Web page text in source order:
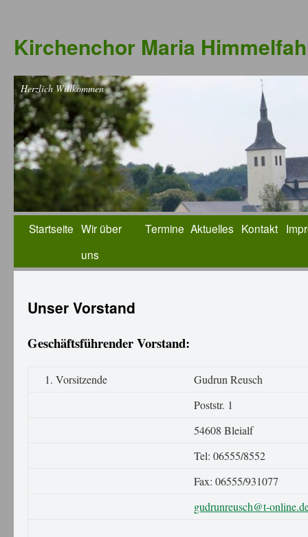
Kirchenchor Maria
Herzlich Willkommen
Startseite Wir über
uns
Termine Aktuelles Kontakt
Unser Vorstand
Geschäftsführender Vorstand:
1. Vorsitzende
Gudrun Reusch
Poststr. 1
54608 Bleialf
Tel: 06555/8552
Fax: 06555/931077
gudrunreusch@t-